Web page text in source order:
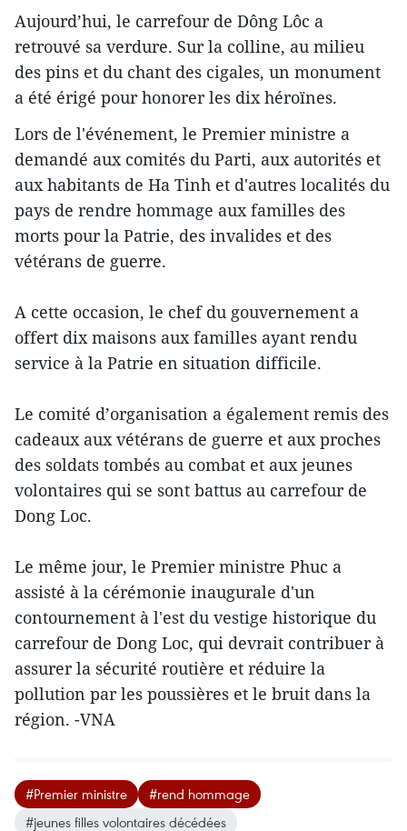
Aujourd’hui, le carrefour de Dông Lôc a
retrouvé sa verdure. Sur la colline, au milieu
des pins et du chant des cigales, un monument
a été érigé pour honorer les dix héroïnes.
Lors de l'événement, le Premier ministre a
demandé aux comités du Parti, aux autorités et
aux habitants de Ha Tinh et d'autres localités du
pays de rendre hommage aux familles des
morts pour la Patrie, des invalides et des
vétérans de guerre.
A cette occasion, le chef du gouvernement a
offert dix maisons aux familles ayant rendu
service à la Patrie en situation difficile.
Le comité d’organisation a également remis des
cadeaux aux vétérans de guerre et aux proches
des soldats tombés au combat et aux jeunes
volontaires qui se sont battus au carrefour de
Dong Loc.
Le même jour, le Premier ministre Phuc a
assisté à la cérémonie inaugurale d'un
contournement à l'est du vestige historique du
carrefour de Dong Loc, qui devrait contribuer à
assurer la sécurité routière et réduire la
pollution par les poussières et le bruit dans la
région. -VNA
#Premier ministre
#rend hommage
#jeunes filles volontaires décédées